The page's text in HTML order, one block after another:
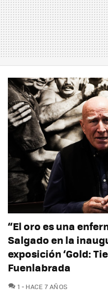
“El oro es una
Salgado en la
exposición ‘Gold:
Fuenlabrada
1 COMENTARIOS
HACE 7 AÑOS